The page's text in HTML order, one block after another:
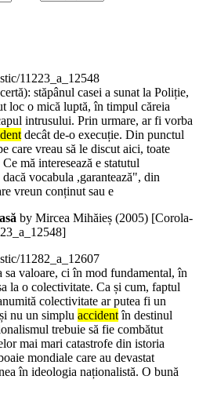
11223_a_12548
stăpânul casei a sunat la Poliție,
loc o mică luptă, în timpul căreia
intrusului. Prin urmare, ar fi vorba
decât de-o execuție. Din punctul
care vreau să le discut aici, toate
mă interesează e statutul
vocabula ,garantează", din
vreun conținut sau e
by Mircea Mihăieș (2005) [Corola-
11282_a_12607
sa valoare, ci în mod fundamental, în
la o colectivitate. Ca și cum, faptul
colectivitate ar putea fi un
nu un simplu accidentîn destinul
trebuie să fie combătut
mai mari catastrofe din istoria
mondiale care au devastat
în ideologia naționalistă. O bună